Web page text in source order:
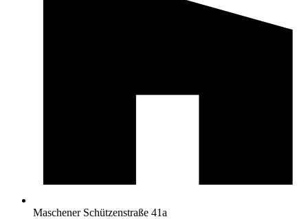
Maschener Schützenstraße 41a